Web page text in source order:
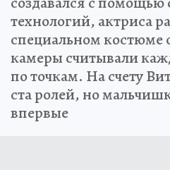
технологий, актриса
специальном костюме
камеры считывали
по точкам. На счету
ста ролей, но
впервые